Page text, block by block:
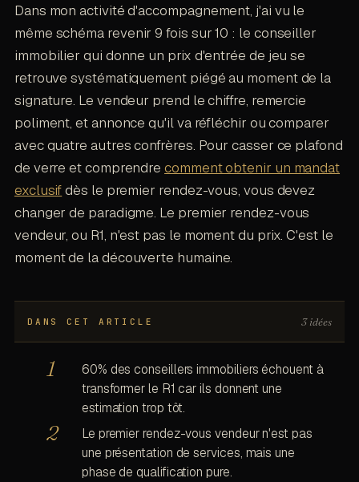
Dans mon activité d'accompagnement, j'ai vu le
même schéma revenir 9 fois sur 10 : le conseiller
immobilier qui donne un prix d'entrée de jeu se
retrouve systématiquement piégé au moment de la
signature. Le vendeur prend le chiffre, remercie
poliment, et annonce qu'il va réfléchir ou comparer
avec quatre autres confrères. Pour casser ce plafond
de verre et comprendrecomment obtenir un mandat
exclusifdès le premier rendez-vous, vous devez
changer de paradigme. Le premier rendez-vous
vendeur, ou R1, n'est pas le moment du prix. C'est le
moment de la découverte humaine.
DANS CET ARTICLE 3 idées
60% des conseillers immobiliers échouent à
transformer le R1 car ils donnent une
estimation trop tôt.
Le premier rendez-vous vendeur n'est pas
une présentation de services, mais une
phase de qualification pure.